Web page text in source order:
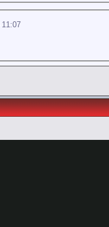
11:07